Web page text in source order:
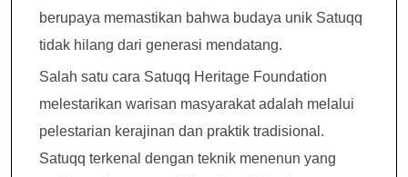
berupaya memastikan bahwa budaya unik Satuqq
tidak hilang dari generasi mendatang.
Salah satu cara Satuqq Heritage Foundation
melestarikan warisan masyarakat adalah melalui
pelestarian kerajinan dan praktik tradisional.
Satuqq terkenal dengan teknik menenun yang